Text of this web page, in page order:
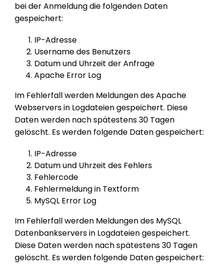
bei der Anmeldung die folgenden Daten
gespeichert:
IP-Adresse
Username des Benutzers
Datum und Uhrzeit der Anfrage
Apache Error Log
Im Fehlerfall werden Meldungen des Apache
Webservers in Logdateien gespeichert. Diese
Daten werden nach spätestens 30 Tagen
gelöscht. Es werden folgende Daten gespeichert:
IP-Adresse
Datum und Uhrzeit des Fehlers
Fehlercode
Fehlermeldung in Textform
MySQL Error Log
Im Fehlerfall werden Meldungen des MySQL
Datenbankservers in Logdateien gespeichert.
Diese Daten werden nach spätestens 30 Tagen
gelöscht. Es werden folgende Daten gespeichert: